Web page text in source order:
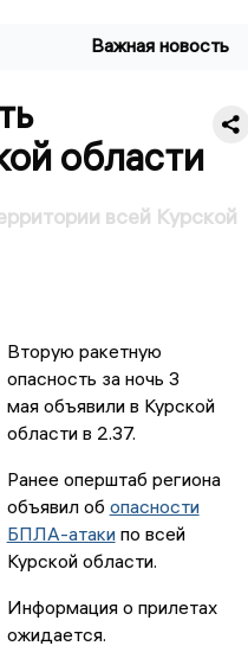
Важная новость
области
всей Курской
Вторую ракетную
опасность за ночь 3
мая объявили в Курской
области в 2.37.
Ранее оперштаб региона
объявил об опасности
БПЛА-атакипо всей
Курской области.
Информация о прилетах
ожидается.